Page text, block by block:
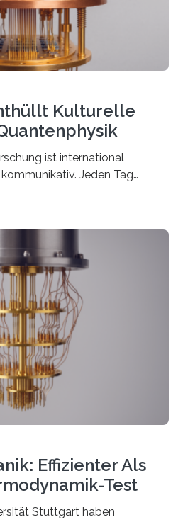
lässt, um hochpräzise…
Kulturelle
ist international
Jeden Tag
zusammenarbeiten. Neue
Dies ist der Alltag in
die dieses Jahr 100
die UNESCO 2025 zum
Quantenwissenschaft und -
Doch nun hat eine
um den
Effizienter Als
Test
Stuttgart haben